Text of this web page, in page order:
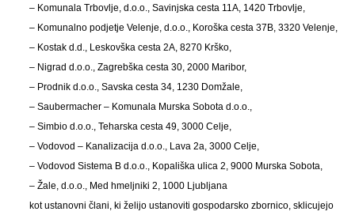
– Komunala Trbovlje, d.o.o., Savinjska cesta 11A, 1420 Trbovlje,
– Komunalno podjetje Velenje, d.o.o., Koroška cesta 37B, 3320 Velenje,
– Kostak d.d., Leskovška cesta 2A, 8270 Krško,
– Nigrad d.o.o., Zagrebška cesta 30, 2000 Maribor,
– Prodnik d.o.o., Savska cesta 34, 1230 Domžale,
– Saubermacher – Komunala Murska Sobota d.o.o.,
– Simbio d.o.o., Teharska cesta 49, 3000 Celje,
– Vodovod – Kanalizacija d.o.o., Lava 2a, 3000 Celje,
– Vodovod Sistema B d.o.o., Kopališka ulica 2, 9000 Murska Sobota,
– Žale, d.o.o., Med hmeljniki 2, 1000 Ljubljana
kot ustanovni člani, ki želijo ustanoviti gospodarsko zbornico, sklicujejo